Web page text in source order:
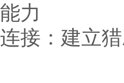
能力
连接：建立